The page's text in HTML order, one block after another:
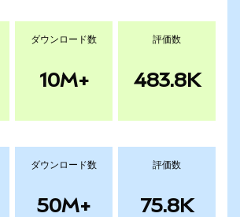
ダウンロード数
10M+
評価数
483.8K
ダウンロード数
50M+
評価数
75.8K